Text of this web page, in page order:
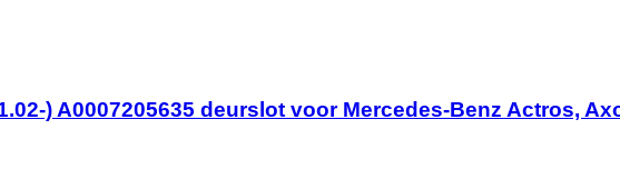
) A0007205635 deurslot voor Mercedes-Benz Actros,